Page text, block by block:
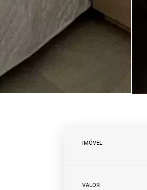
IMÓVEL
VALOR